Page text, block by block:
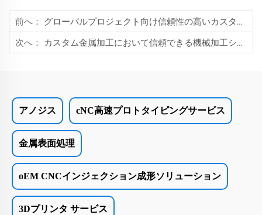
前へ： グローバルプロジェクト向け信頼性の高いカスタムCNC機械加工サービスの選定方法
次へ：
カスタム金属加工において信頼できる機械加工ショップが不可欠である理由
アノジス cNC高速プロトタイピングサービス
金属表面処理
oEM CNCインジェクション成形ソリューション
3Dプリンタ サービス